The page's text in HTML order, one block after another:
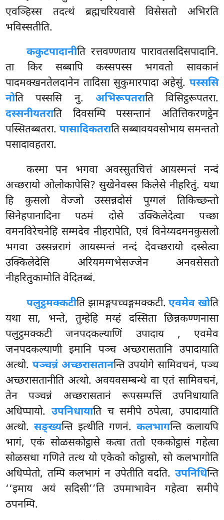
एवञ्हिस्स तदत्थं ब्रह्मचरियवासे विसेसतो अभिरति
भविस्सतीति.
ककुटपादानीति रत्तवण्णताय पारावतसदिसपादानि.
ता किर सब्बापि कस्सपस्स भगवतो सावकानं
पादमक्खनतेलदानेन तादिसा सुकुमारपादा अहेसुं. पस्ससि
नोति पस्ससि नु. अभिरूपतराति विसिट्ठरूपतरा.
दस्सनीयतराति दिवसम्पि पस्सन्तानं अतित्तिकरणट्ठेन
पस्सितब्बतरा. पासादिकतराति सब्बावयवसोभाय समन्ततो
पसादावहतरा.
कस्मा पन भगवा अवस्सुतचित्तं आयस्मन्तं नन्दं
अच्छरायो ओलोकापेसि? सुखेनेवस्स किलेसे नीहरितुं. यथा
हि कुसलो वेज्जो उस्सन्नदोसं पुग्गलं तिकिच्छन्तो
सिनेहपानादिना पठमं दोसे उक्किलेदेत्वा पच्छा
वमनविरेचनेहि सम्मदेव नीहरापेति, एवं विनेय्यदमनकुसलो
भगवा उस्सन्नरागं आयस्मन्तं नन्दं देवच्छरायो दस्सेत्वा
उक्किलेदेसि अरियमग्गभेसज्जेन अनवसेसतो
नीहरितुकामोति वेदितब्बं.
पलुट्ठमक्कटीति झामङ्गपच्चङ्गमक्कटी.एवमेव खोति
यथा सा, भन्ते, तुम्हेहि मय्हं दस्सिता छिन्नकण्णनासा
पलुट्ठमक्कटी जनपदकल्याणिं उपादाय , एवमेव
जनपदकल्याणी इमानि पञ्च अच्छरासतानि उपादायाति
अत्थो. पञ्चन्नं अच्छरासतानन्ति उपयोगे सामिवचनं, पञ्च
अच्छरासतानीति अत्थो. अवयवसम्बन्धे वा एतं सामिवचनं,
तेन पञ्चन्नं अच्छरासतानं रूपसम्पत्तिं उपनिधायाति
अधिप्पायो. उपनिधायाति च समीपे ठपेत्वा, उपादायाति
अत्थो.सङ्ख्यन्ति इत्थीति गणनं. कलभागन्ति कलायपि
भागं, एकं सोळसकोट्ठासे कत्वा ततो एककोट्ठासं गहेत्वा
सोळसधा गणिते तत्थ यो एकेको कोट्ठासो, सो कलभागोति
अधिप्पेतो, तम्पि कलभागं न उपेतीति वदति. उपनिधिन्ति
‘‘इमाय अयं सदिसी’’ति उपमाभावेन गहेत्वा समीपे
ठपनम्पि.